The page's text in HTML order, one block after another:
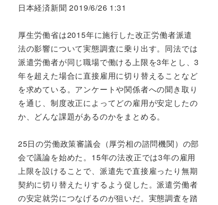
日本経済新聞 2019/6/26 1:31
厚生労働省は2015年に施行した改正労働者派遣
法の影響について実態調査に乗り出す。同法では
派遣労働者が同じ職場で働ける上限を3年とし、3
年を超えた場合に直接雇用に切り替えることなど
を求めている。アンケートや関係者への聞き取り
を通じ、制度改正によってどの雇用が安定したの
か、どんな課題があるのかをまとめる。
25日の労働政策審議会（厚労相の諮問機関）の部
会で議論を始めた。15年の法改正では3年の雇用
上限を設けることで、派遣先で直接雇ったり無期
契約に切り替えたりするよう促した。派遣労働者
の安定就労につなげるのが狙いだ。実態調査を踏